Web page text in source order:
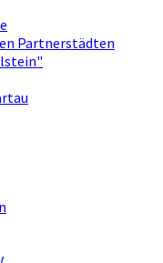
Partnerstädten